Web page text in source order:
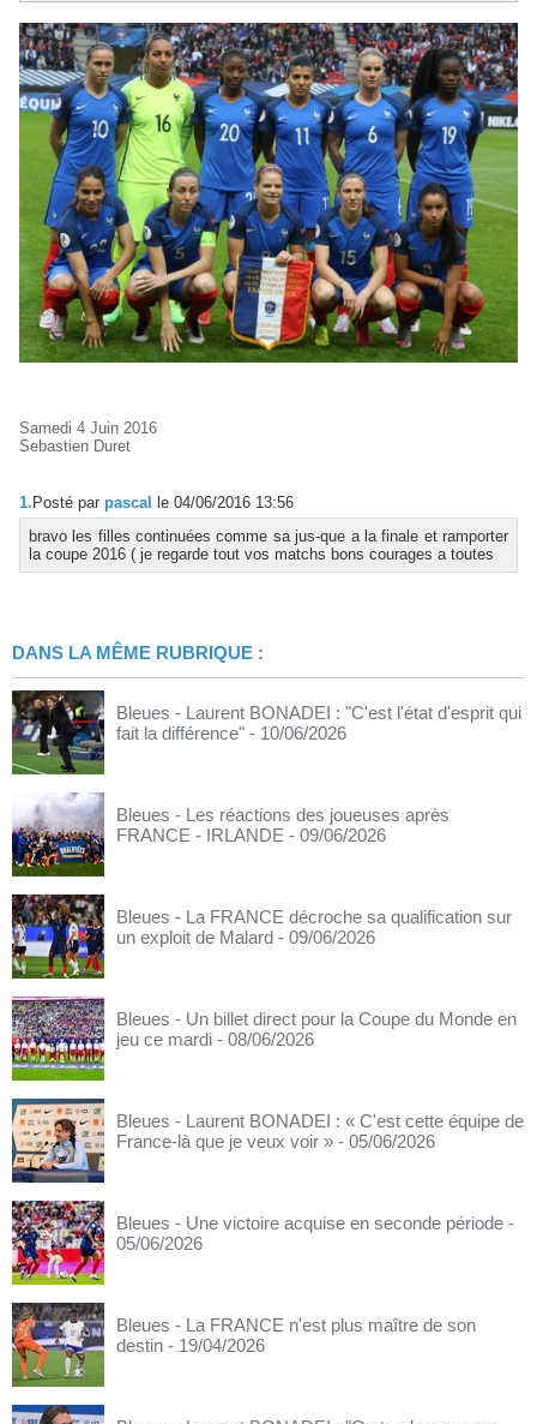
Samedi 4 Juin 2016
Sebastien Duret
1. Posté par pascal
le 04/06/2016 13:56
bravo les filles continuées comme sa jus-que a la finale et ramporter
la coupe 2016 ( je regarde tout vos matchs bons courages a toutes
DANS LA MÊME RUBRIQUE :
Bleues - Laurent BONADEI : "C'est l'état d'esprit qui
fait la différence" - 10/06/2026
Bleues - Les réactions des joueuses après
FRANCE - IRLANDE - 09/06/2026
Bleues - La FRANCE décroche sa qualification sur
un exploit de Malard - 09/06/2026
Bleues - Un billet direct pour la Coupe du Monde en
jeu ce mardi - 08/06/2026
Bleues - Laurent BONADEI : « C'est cette équipe de
France-là que je veux voir » - 05/06/2026
Bleues - Une victoire acquise en seconde période -
05/06/2026
Bleues - La FRANCE n'est plus maître de son
destin - 19/04/2026